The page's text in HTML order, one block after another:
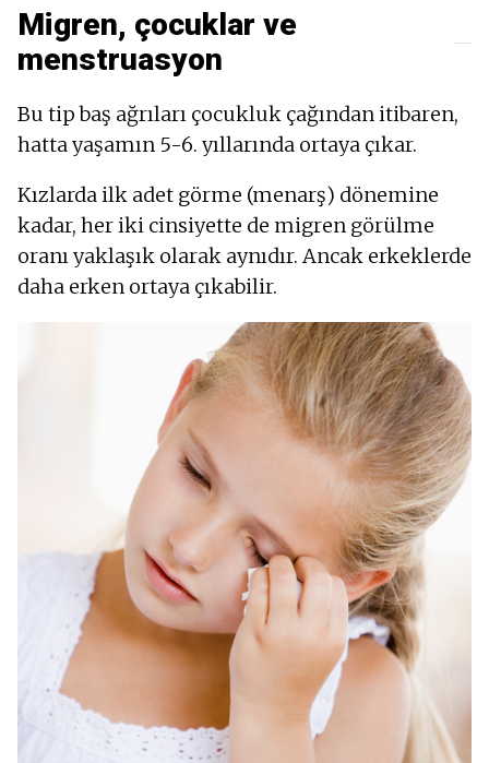
Migren, çocuklar ve
menstruasyon
Bu tip baş ağrıları çocukluk çağından itibaren,
hatta yaşamın 5-6. yıllarında ortaya çıkar.
Kızlarda ilk adet görme (menarş) dönemine
kadar, her iki cinsiyette de migren görülme
oranı yaklaşık olarak aynıdır. Ancak erkeklerde
daha erken ortaya çıkabilir.